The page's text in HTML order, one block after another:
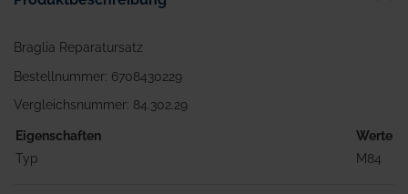
Braglia Reparatursatz
Bestellnummer: 6708430229
Vergleichsnummer: 84.302.29
Eigenschaften
Werte
Typ
M84